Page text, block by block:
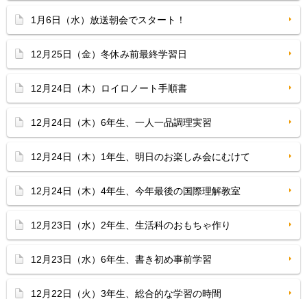
1月6日（水）放送朝会でスタート！
12月25日（金）冬休み前最終学習日
12月24日（木）ロイロノート手順書
12月24日（木）6年生、一人一品調理実習
12月24日（木）1年生、明日のお楽しみ会にむけて
12月24日（木）4年生、今年最後の国際理解教室
12月23日（水）2年生、生活科のおもちゃ作り
12月23日（水）6年生、書き初め事前学習
12月22日（火）3年生、総合的な学習の時間